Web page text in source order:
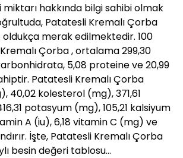
hakkında bilgi sahibi olmak
Patatesli Kremalı Çorba
merak edilmektedir. 100
Çorba , ortalama 299,30
5,08 proteine ve 20,99
Patatesli Kremalı Çorba
40,02 kolesterol (mg), 371,61
potasyum (mg), 105,21 kalsiyum
A (iu), 6,18 vitamin C (mg) ve
İşte, Patatesli Kremalı Çorba
besin değeri tablosu…